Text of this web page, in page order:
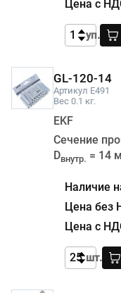
уп.
GL-120-14
Артикул E491
Вес 0.1 кг.
EKF
Сечение
Dвнутр. = 14
шт.